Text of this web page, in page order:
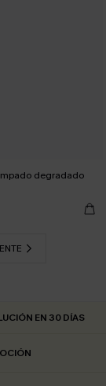
degradado
EN 30 DÍAS